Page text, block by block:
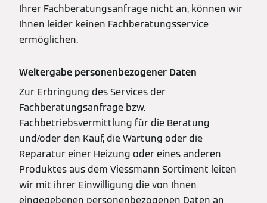
Ihrer Fachberatungsanfrage nicht an, können wir
Ihnen leider keinen Fachberatungsservice
ermöglichen.
Weitergabe personenbezogener Daten
Zur Erbringung des Services der
Fachberatungsanfrage bzw.
Fachbetriebsvermittlung für die Beratung
und/oder den Kauf, die Wartung oder die
Reparatur einer Heizung oder eines anderen
Produktes aus dem Viessmann Sortiment leiten
wir mit ihrer Einwilligung die von Ihnen
eingegebenen personenbezogenen Daten an